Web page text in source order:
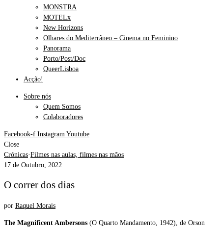
MONSTRA
MOTELx
New Horizons
Olhares do Mediterrâneo – Cinema no Feminino
Panorama
Porto/Post/Doc
QueerLisboa
Acção!
Sobre nós
Quem Somos
Colaboradores
Facebook-f Instagram Youtube
Close
Crónicas·Filmes nas aulas, filmes nas mãos
17 de Outubro, 2022
O correr dos dias
por Raquel Morais
The Magnificent Ambersons (O Quarto Mandamento, 1942), de Orson